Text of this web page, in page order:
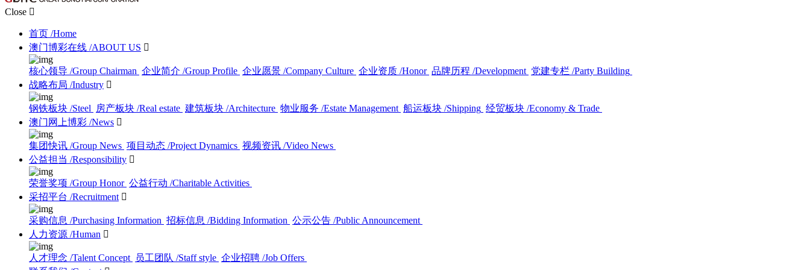
Close 
首页 /Home
澳门博彩在线 /ABOUT US 
核心领导 /Group Chairman 企业简介 /Group Profile 企业愿景 /Company Culture 企业资质 /Honor 品牌历程 /Development 党建专栏 /Party Building
战略布局 /Industry 
钢铁板块 /Steel 房产板块 /Real estate 建筑板块 /Architecture 物业服务 /Estate Management 船运板块 /Shipping 经贸板块 /Economy & Trade
澳门网上博彩 /News 
集团快讯 /Group News 项目动态 /Project Dynamics 视频资讯 /Video News
公益担当 /Responsibility 
荣誉奖项 /Group Honor 公益行动 /Charitable Activities
采招平台 /Recruitment 
采购信息 /Purchasing Information 招标信息 /Bidding Information 公示公告 /Public Announcement
人力资源 /Human 
人才理念 /Talent Concept 员工团队 /Staff style 企业招聘 /Job Offers